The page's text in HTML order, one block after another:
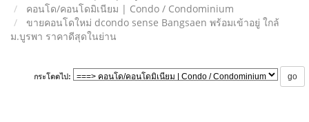
คอนโด/คอนโดมิเนียม | Condo / Condominium
ขายคอนโดใหม่ dcondo sense Bangsaen พร้อมเข้าอยู่ ใกล้
ม.บูรพา ราคาดีสุดในย่าน
กระโดดไป: